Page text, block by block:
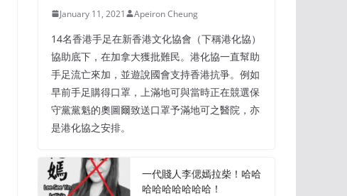
January 11, 2021 Apeiron Cheung
14名香港手足在新香港文化協會（下稱港化協）
協助底下，在加拿大獲批難民。港化協一直幫助
手足流亡來加，並遊說國會支持香港抗爭。例如
早前手足購得口罩，上滿地可與當時正在競選保
守黨黨魁的奧圖爾致送口罩予滿地可之醫院，亦
是港化協之安排。
一代賤人李偲嫣拉柴！哈哈
哈哈哈哈哈哈哈！